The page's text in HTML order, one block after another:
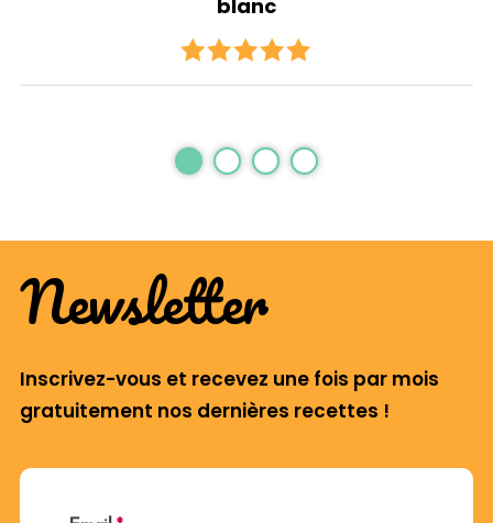
blanc
Newsletter
Inscrivez-vous et recevez une fois par mois
gratuitement nos dernières recettes !